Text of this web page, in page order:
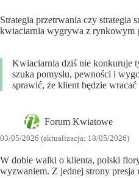
Strategia przetrwania czy strategia
kwiaciarnia wygrywa z rynkowym
Kwiaciarnia dziś nie konkuruje
szuka pomysłu, pewności i
sprawić, że klient będzie wracać
Forum Kwiatowe
03/05/2026 (aktualizacja: 18/05/2026)
W dobie walki o klienta, polski
wyzwaniem. Z jednej strony